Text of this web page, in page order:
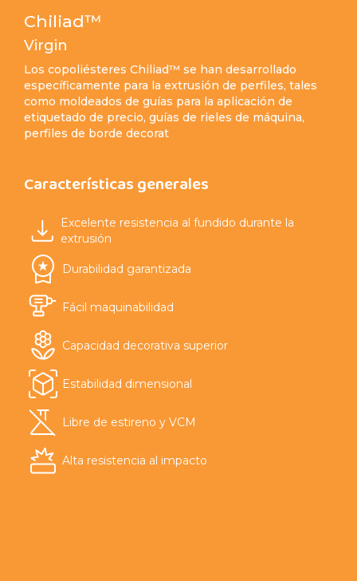
Chiliad™
Virgin
Los copoliésteres Chiliad™ se han desarrollado
específicamente para la extrusión de perfiles, tales
como moldeados de guías para la aplicación de
etiquetado de precio, guías de rieles de máquina,
perfiles de borde decorat
Características generales
Excelente resistencia al fundido durante la
extrusión
Durabilidad garantizada
Fácil maquinabilidad
Capacidad decorativa superior
Estabilidad dimensional
Libre de estireno y VCM
Alta resistencia al impacto